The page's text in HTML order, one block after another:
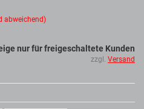
abweichend)
nur für freigeschaltete Kunden
zzgl. Versand